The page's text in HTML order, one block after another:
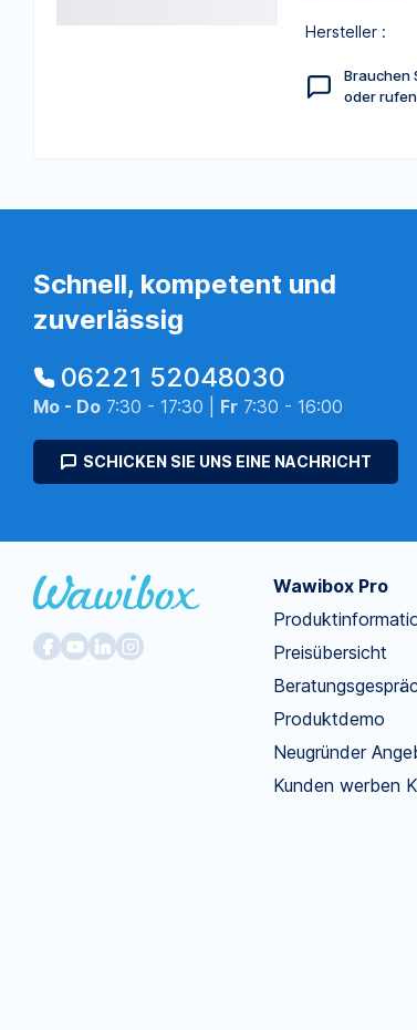
Hersteller :
Brauchen
oder
Schnell, kompetent und
zuverlässig
06221 52048030
Mo - Do 7:30 - 17:30 | Fr 7:30 - 16:00
SCHICKEN SIE UNS EINE NACHRICHT
Wawibox Pro
Preisübersicht
Produktdemo
Neugründer
Kunden werben